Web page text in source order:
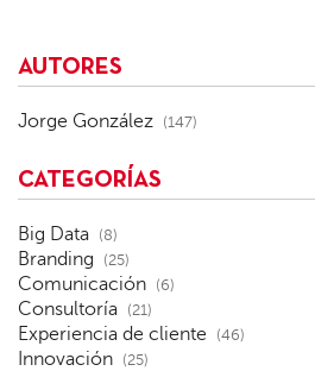
AUTORES
Jorge González (147)
CATEGORÍAS
Big Data (8)
Branding (25)
Comunicación (6)
Consultoría (21)
Experiencia de cliente (46)
Innovación (25)